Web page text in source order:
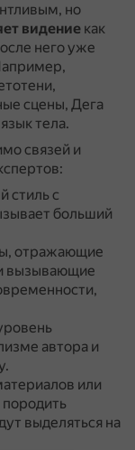
но
видение как
него уже
сцены, Дега
тела.
связей и
стиль с
больший
отражающие
вызывающие
автора и
или
выделяться на